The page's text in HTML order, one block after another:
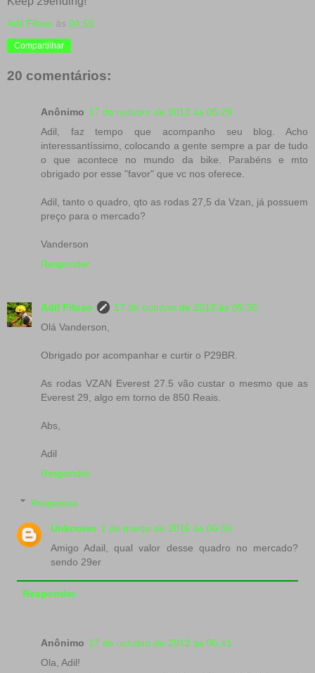
Adil Filoso às 04:56
Compartilhar
20 comentários:
Anônimo 17 de outubro de 2012 às 05:29
Adil, faz tempo que acompanho seu blog. Acho
interessantíssimo, colocando a gente sempre a par de tudo
o que acontece no mundo da bike. Parabéns e mto
obrigado por esse "favor" que vc nos oferece.
Adil, tanto o quadro, qto as rodas 27,5 da Vzan, já possuem
preço para o mercado?
Vanderson
Responder
Adil Filoso
17 de outubro de 2012 às 05:35
Olá Vanderson,
Obrigado por acompanhar e curtir o P29BR.
As rodas VZAN Everest 27.5 vão custar o mesmo que as
Everest 29, algo em torno de 850 Reais.
Abs,
Adil
Responder
Respostas
Unknown 1 de março de 2016 às 06:56
Amigo Adail, qual valor desse quadro no mercado?
sendo 29er
Responder
Anônimo 17 de outubro de 2012 às 06:41
Ola, Adil!